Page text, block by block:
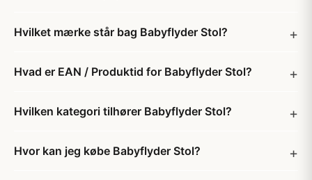
Hvilket mærke står bag Babyflyder Stol?
Hvad er EAN / Produktid for Babyflyder Stol?
Hvilken kategori tilhører Babyflyder Stol?
Hvor kan jeg købe Babyflyder Stol?